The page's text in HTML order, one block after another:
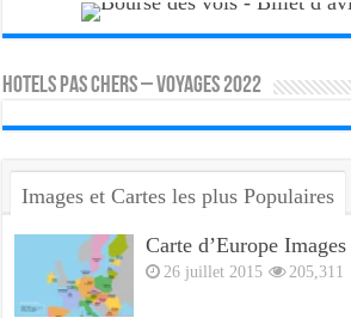
HOTELS PAS CHERS – VOYAGES 2022
Images et Cartes les plus Populaires
Carte d’Europe
26 juillet 2015 205,311